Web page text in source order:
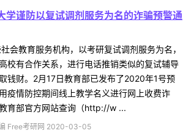
谨防以复试调剂服务为名的诈骗预警通
会教育服务机构，以考研复试调剂服务为名，
校有合作关系，进行电话推销类似的复试辅导
钱财。2月17日教育部已发布了2020年1号预
疫情防控期间线上教学名义进行网上收费诈
育部官方网站查询（http://w ...
Free考研网 2020-03-05